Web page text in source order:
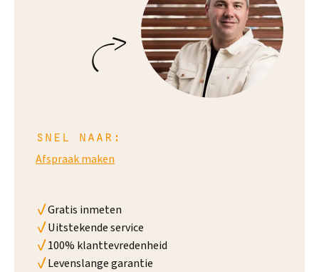
snel naar:
Afspraak maken
Gratis inmeten
Uitstekende service
100% klanttevredenheid
Levenslange garantie